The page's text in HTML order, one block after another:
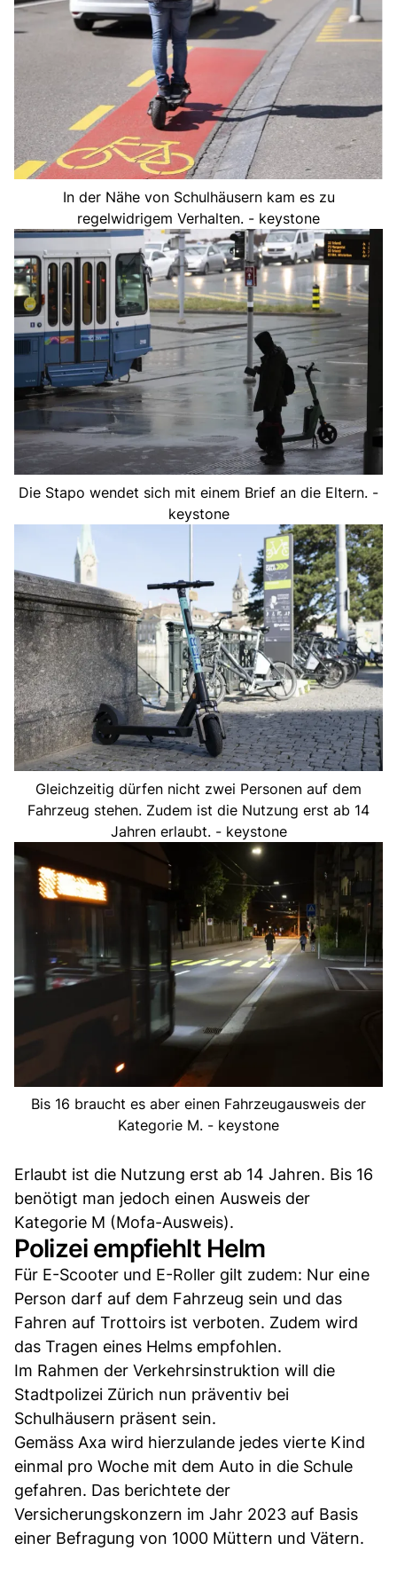
In der Nähe von Schulhäusern kam es zu
regelwidrigem Verhalten. - keystone
Die Stapo wendet sich mit einem Brief an die Eltern. -
keystone
Gleichzeitig dürfen nicht zwei Personen auf dem
Fahrzeug stehen. Zudem ist die Nutzung erst ab 14
Jahren erlaubt. - keystone
Bis 16 braucht es aber einen Fahrzeugausweis der
Kategorie M. - keystone
Erlaubt ist die Nutzung erst ab 14 Jahren. Bis 16
benötigt man jedoch einen Ausweis der
Kategorie M (Mofa-Ausweis).
Polizei empfiehlt Helm
Für E-Scooter und E-Roller gilt zudem: Nur eine
Person darf auf dem Fahrzeug sein und das
Fahren auf Trottoirs ist verboten. Zudem wird
das Tragen eines Helms empfohlen.
Im Rahmen der Verkehrsinstruktion will die
Stadtpolizei Zürich nun präventiv bei
Schulhäusern präsent sein.
Gemäss Axa wird hierzulande jedes vierte Kind
einmal pro Woche mit dem Auto in die Schule
gefahren. Das berichtete der
Versicherungskonzern im Jahr 2023 auf Basis
einer Befragung von 1000 Müttern und Vätern.